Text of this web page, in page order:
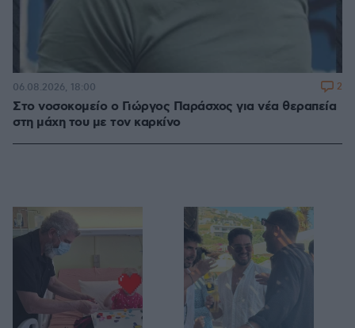
Στο νοσοκομείο ο Γιώργος Παράσχος για νέα θεραπεία
στη μάχη του με τον καρκίνο
06.08.2026, 18:00 2